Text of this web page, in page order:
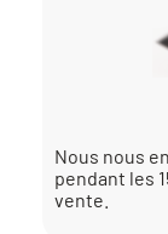
Nous nous
pendant les
vente.